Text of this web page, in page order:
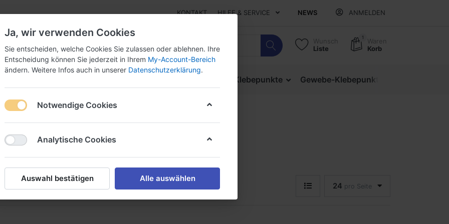
KONTAKT HILFE & SERVICE NEWS ANMELDEN
Wunsch
Liste
1
Waren
Korb
Doppelseitige Klebepunkte Gewebe-Klebepunkte
Aluklebeband
10
nach 24 pro Seite
Ja, wir verwenden Cookies
Sie entscheiden, welche Cookies Sie zulassen oder ablehnen. Ihre
Entscheidung können Sie jederzeit in Ihrem My-Account-Bereich
ändern. Weitere Infos auch in unserer Datenschutzerklärung.
Notwendige Cookies
Analytische Cookies
Auswahl bestätigen Alle auswählen